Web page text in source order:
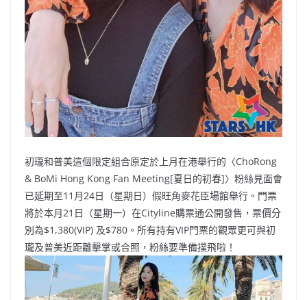
初瓏和普美這個限定組合原定於上月在港舉行的〈ChoRong
& BoMi Hong Kong Fan Meeting[夏日的初春]〉粉絲見面會
已延期至11月24日（星期日）假旺角麥花臣場館舉行。門票
將於本月21日（星期一）在Cityline購票通公開發售，票價分
別為$1,380(VIP) 及$780。所有持有VIP門票的觀眾更可與初
瓏及普美近距離擊掌或合照，粉絲要準備撲飛啦！